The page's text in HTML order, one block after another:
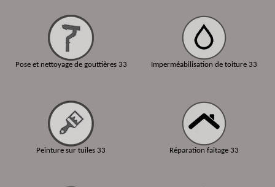
Pose et nettoyage de gouttières 33
Peinture sur tuiles 33
Imperméabilisation de toiture 33
Réparation faitage 33